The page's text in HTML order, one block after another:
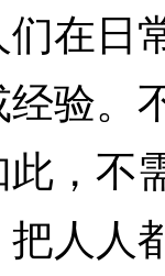
日
验。
，不
人人